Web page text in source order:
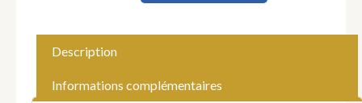
africaine,
recueillie
Description
Informations complémentaires